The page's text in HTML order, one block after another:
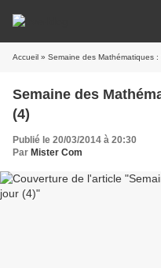
Accueil » Semaine des Mathématiques
Semaine des
(4)
Publié le 20/03/2014 à 20:30
Par Mister Com